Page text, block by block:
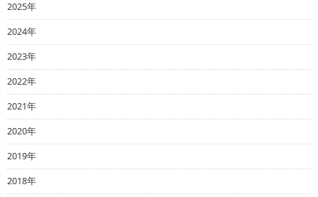
2025年
2024年
2023年
2022年
2021年
2020年
2019年
2018年